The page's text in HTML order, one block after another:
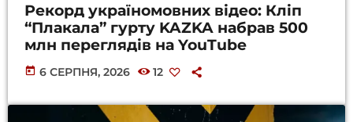
Рекорд україномовних відео: Кліп
“Плакала” гурту KAZKA набрав 500
млн переглядів на YouTube
today 6 СЕРПНЯ, 2026 12